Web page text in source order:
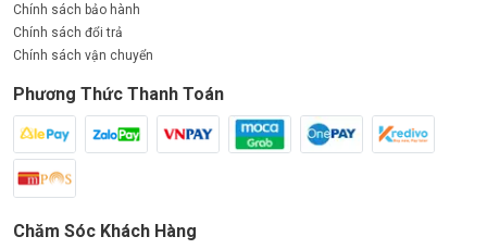
HƯỚNG DẪN LẮP ĐẶT ĐÈN ĐƯỜNG LED
PSTN120L PARAGON
Chuẩn bị trước khi lắp đặt:
Đảm bảo nguồn điện được ngắt hoàn toàn.
Kiểm tra cột đèn và gá đèn có phù hợp kích thước, độ
nghiêng lắp đặt.
Kiểm tra độ cao lắp đặt tối ưu: 6 – 10m tùy công trình.
Các bước lắp đặt cơ bản:
Chính sách bảo hành
Chính sách đổi trả
Chính sách vận chuyển
Phương Thức Thanh Toán
Chăm Sóc Khách Hàng